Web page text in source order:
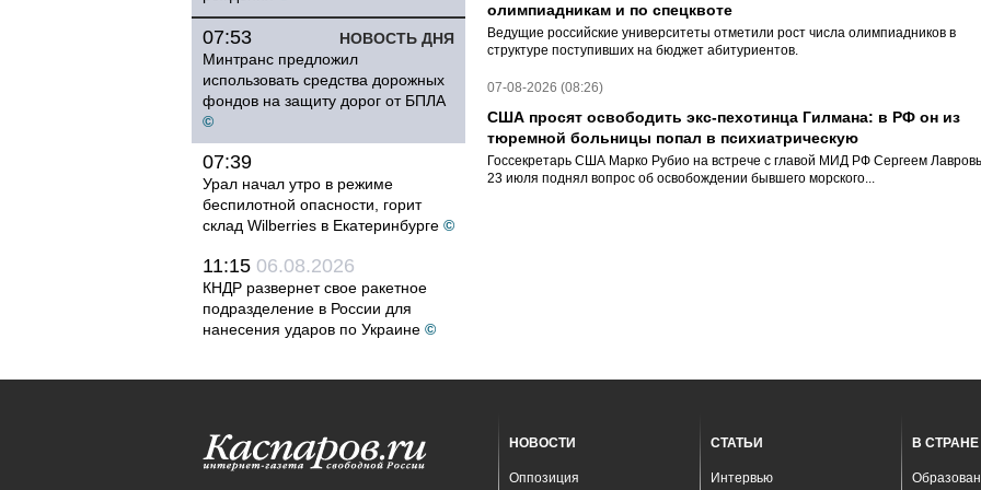
НОВОСТЬ ДНЯ
07:53
Минтранс предложил
использовать средства дорожных
фондов на защиту дорог от БПЛА
©
07:39
Урал начал утро в режиме
беспилотной опасности, горит
склад Wilberries в Екатеринбурге ©
11:15 06.08.2026
КНДР развернет свое ракетное
подразделение в России для
нанесения ударов по Украине ©
олимпиадникам и по спецквоте
Ведущие российские университеты отметили рост числа олимпиадников в
структуре поступивших на бюджет абитуриентов.
07-08-2026 (08:26)
США просят освободить экс-пехотинца Гилмана: в РФ он из
тюремной больницы попал в психиатрическую
Госсекретарь США Марко Рубио на встрече с главой МИД РФ Сергеем
23 июля поднял вопрос об освобождении бывшего морского...
НОВОСТИ
Оппозиция
СТАТЬИ
Интервью
В СТРАНЕ